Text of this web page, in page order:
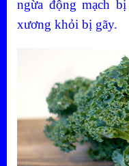
ngừa động mạch
xương khỏi bị gãy.